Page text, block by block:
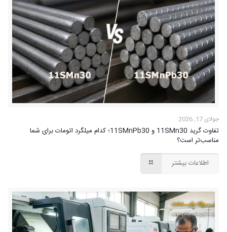
جولای 17, 2026
تفاوت گرید 11SMn30 و 11SMnPb30؛ کدام میلگرد اتومات برای شما
مناسب‌تر است؟
اطلاعات بیشتر